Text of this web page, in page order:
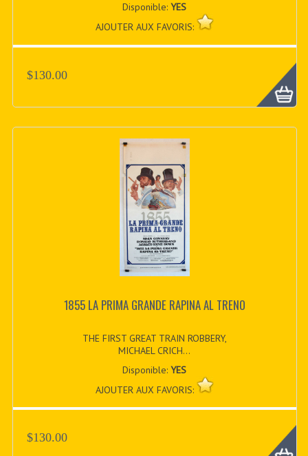
Disponible:YES
AJOUTER AUX FAVORIS:
$130.00
1855 LA PRIMA GRANDE RAPINA AL TRENO
THE FIRST GREAT TRAIN ROBBERY,
MICHAEL CRICH...
Disponible:YES
AJOUTER AUX FAVORIS:
$130.00